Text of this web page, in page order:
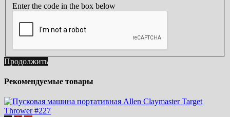
Enter the code in the box below
Продолжить
Рекомендуемые товары